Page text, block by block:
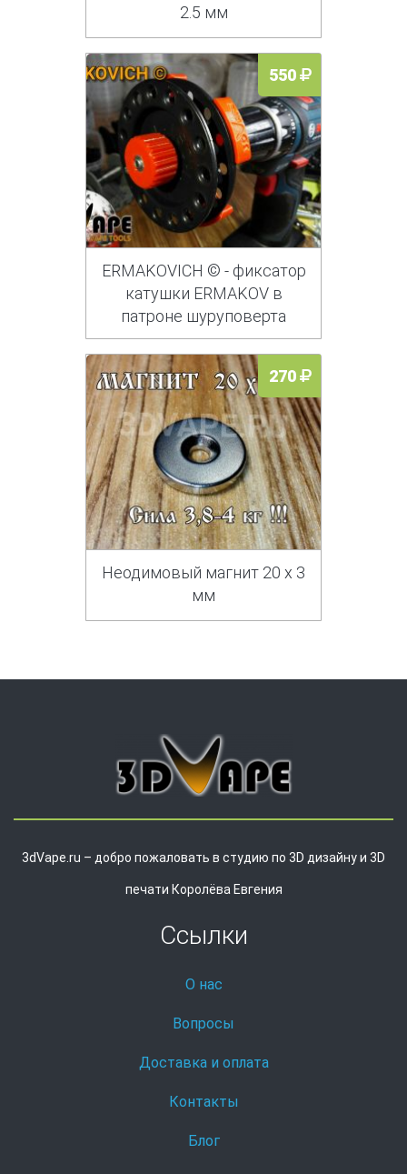
2.5 мм
550
ERMAKOVICH © - фиксатор
катушки ERMAKOV в
патроне шуруповерта
270
Неодимовый магнит 20 х 3
мм
3dVape.ru – добро пожаловать в студию по 3D дизайну и 3D
печати Королёва Евгения
Ссылки
О нас
Вопросы
Доставка и оплата
Контакты
Блог